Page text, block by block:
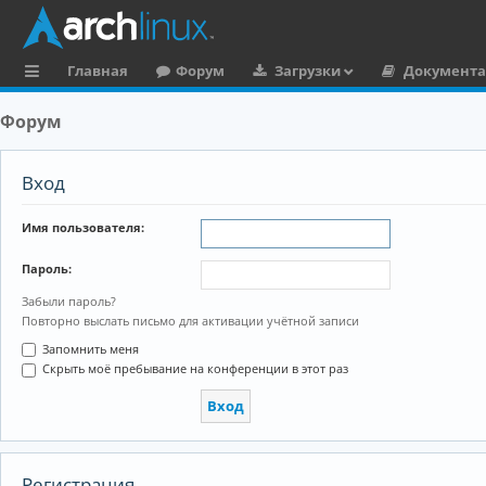
ы
и
Главная Форум Загрузки
Форум
Вход
Имя пользователя:
Пароль:
Забыли пароль?
Повторно выслать письмо для активации учётной записи
Запомнить меня
Скрыть моё пребывание на конференции в этот раз